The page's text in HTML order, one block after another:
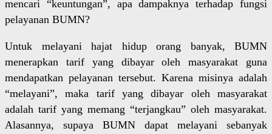
mencari “keuntungan”, apa dampaknya terhadap fungsi
pelayanan BUMN?
Untuk melayani hajat hidup orang banyak, BUMN
menerapkan tarif yang dibayar oleh masyarakat guna
mendapatkan pelayanan tersebut. Karena misinya adalah
“melayani”, maka tarif yang dibayar oleh masyarakat
adalah tarif yang memang “terjangkau” oleh masyarakat.
Alasannya, supaya BUMN dapat melayani sebanyak